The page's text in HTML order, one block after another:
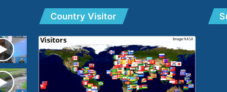
Country Visitor